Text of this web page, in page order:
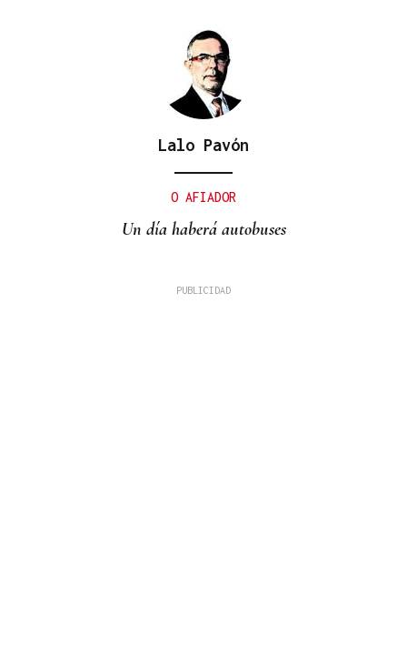
Lalo Pavón
O AFIADOR
Un día haberá autobuses